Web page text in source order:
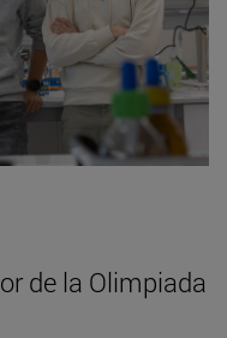
de la Olimpiada